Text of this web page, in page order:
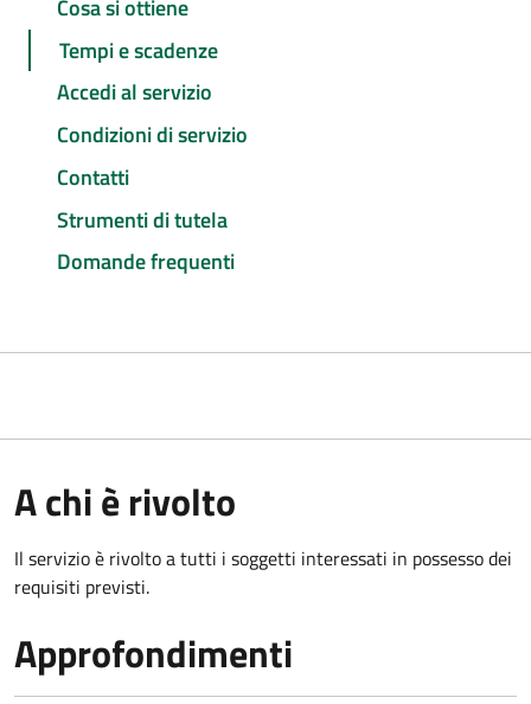
Cosa si ottiene
Tempi e scadenze
Accedi al servizio
Condizioni di servizio
Contatti
Strumenti di tutela
Domande frequenti
A chi è rivolto
Il servizio è rivolto a tutti i soggetti interessati in possesso dei
requisiti previsti.
Approfondimenti